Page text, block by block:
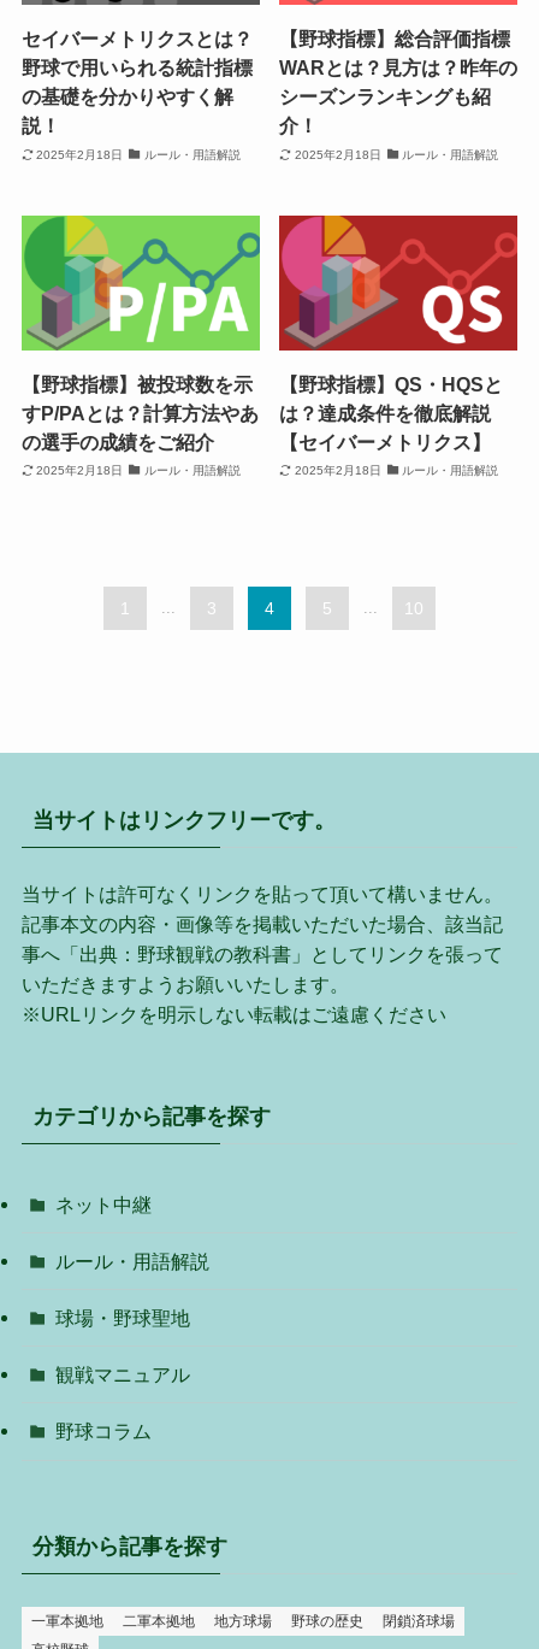
セイバーメトリクスとは？
野球で用いられる統計指標
の基礎を分かりやすく解
説！
2025年2月18日 ルール・用語解説
【野球指標】総合評価指標
WARとは？見方は？昨年の
シーズンランキングも紹
介！
2025年2月18日 ルール・用語解説
【野球指標】被投球数を示
すP/PAとは？計算方法やあ
の選手の成績をご紹介
2025年2月18日 ルール・用語解説
【野球指標】QS・HQSと
は？達成条件を徹底解説
【セイバーメトリクス】
2025年2月18日 ルール・用語解説
1 3 4 5 10
当サイトはリンクフリーです。
当サイトは許可なくリンクを貼って頂いて構いません。
記事本文の内容・画像等を掲載いただいた場合、該当記
事へ「出典：野球観戦の教科書」としてリンクを張って
いただきますようお願いいたします。
※URLリンクを明示しない転載はご遠慮ください
カテゴリから記事を探す
ネット中継
ルール・用語解説
球場・野球聖地
観戦マニュアル
野球コラム
分類から記事を探す
一軍本拠地 二軍本拠地 地方球場 野球の歴史
閉鎖済球場